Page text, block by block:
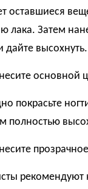
оставшиеся
лака. Затем
дайте высохнуть.
основной
покрасьте
полностью
рекомендуют